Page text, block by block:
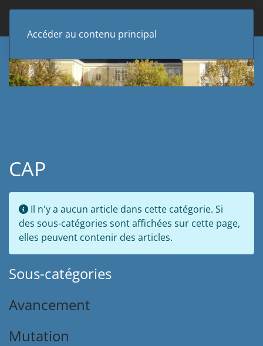
Accéder au contenu principal
CAP
Info
Il n'y a aucun article dans cette catégorie. Si
des sous-catégories sont affichées sur cette page,
elles peuvent contenir des articles.
Sous-catégories
Avancement
Mutation